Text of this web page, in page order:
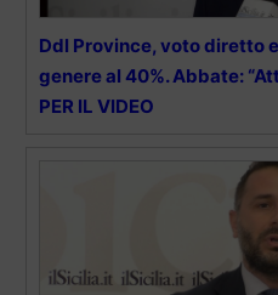
Ddl Province, voto diretto
genere al 40%. Abbate:
PER IL VIDEO